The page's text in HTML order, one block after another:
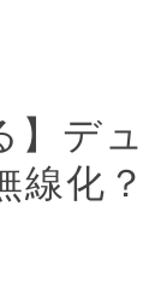
】デュ
線化？